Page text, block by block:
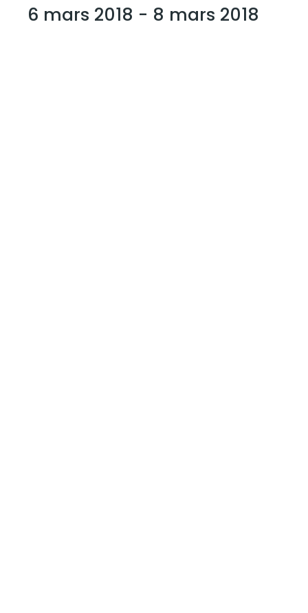
6 mars 2018 - 8 mars 2018